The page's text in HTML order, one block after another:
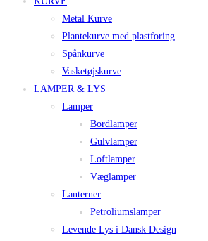
Metal Kurve
Plantekurve med plastforing
Spånkurve
Vasketøjskurve
LAMPER & LYS
Lamper
Bordlamper
Gulvlamper
Loftlamper
Væglamper
Lanterner
Petroliumslamper
Levende Lys i Dansk Design